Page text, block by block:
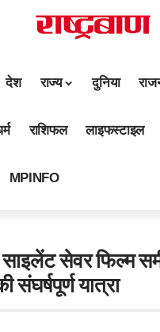
देश राज्य दुनिया
राशिफल लाइफस्टाइल
MPINFO
सेवर फिल्म
संघर्षपूर्ण यात्रा